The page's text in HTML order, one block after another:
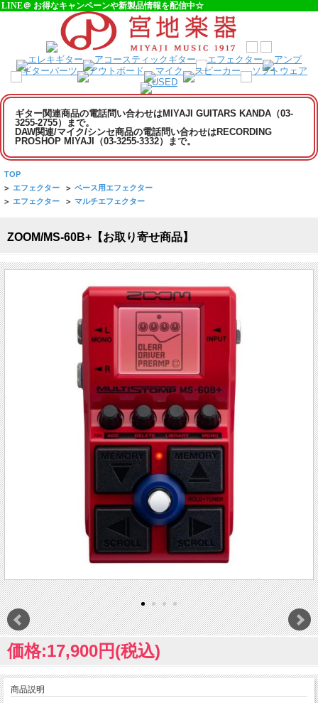
LINE＠ お得なキャンペーンや新製品情報を配信中☆
ギター関連商品の電話問い合わせはMIYAJI GUITARS KANDA（03-
3255-2755）まで。
DAW関連/マイク/シンセ商品の電話問い合わせはRECORDING
PROSHOP MIYAJI（03-3255-3332）まで。
TOP
> エフェクター > ベース用エフェクター
> エフェクター > マルチエフェクター
ZOOM/MS-60B+【お取り寄せ商品】
価格:17,900円(税込)
商品説明